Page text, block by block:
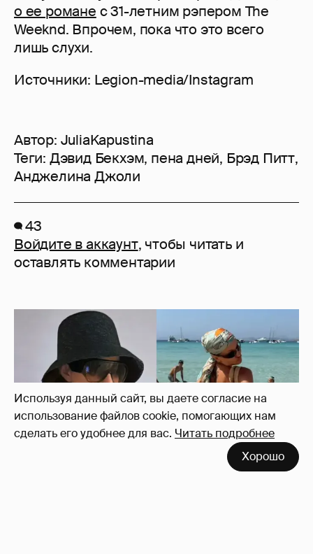
Используя данный сайт, вы даете согласие на
использование файлов cookie, помогающих нам
сделать его удобнее для вас. Читать подробнее
Хорошо
о ее романе с 31-летним рэпером The
Weeknd. Впрочем, пока что это всего
лишь слухи.
Источники: Legion-media/Instagram
Автор: JuliaKapustina
Теги: Дэвид Бекхэм, пена дней, Брэд Питт,
Анджелина Джоли
43
Войдите в аккаунт, чтобы читать и
оставлять комментарии